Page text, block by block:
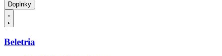
Doplnky
Beletria